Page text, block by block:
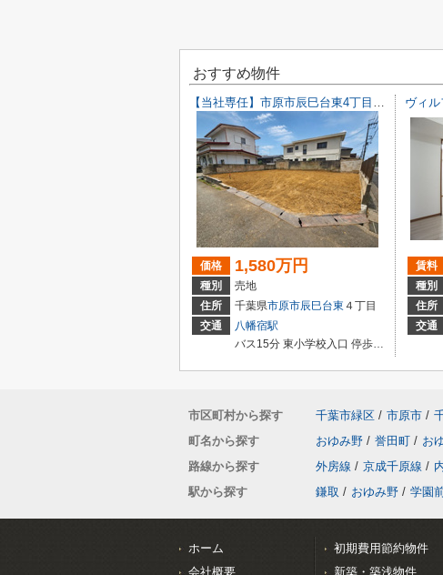
おすすめ物件
【当社専任】市原市辰巳台東4丁目 売り土地
価格 1,580万円
種別
売地
住所
千葉県市原市辰巳台東 ４丁目
交通
八幡宿駅
バス15分 東小学校入口 停歩2分
ヴィ
賃料
種別
住所
交通
市区町村から探す 千葉市緑区 / 市原市 /
町名から探す
おゆみ野 / 誉田町 / お
路線から探す
外房線 / 京成千原線 /
駅から探す
鎌取 / おゆみ野 / 学園
ホーム
会社概要
初期費用節約物件
新築・築浅物件